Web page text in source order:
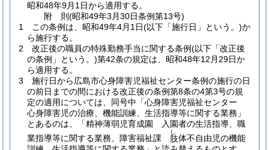
昭和48年9月1日から適用する。
附 則(昭和49年3月30日条例第13号)
1
この条例は、昭和49年4月1日(以下「施行日」という。)か
ら施行する。
2
改正後の職員の特殊勤務手当に関する条例(以下「改正後
の条例」という。)第42条の規定は、昭和48年12月29日か
ら適用する。
3
施行日から広島市心身障害児福祉センター条例の施行の日
の前日までの間における改正後の条例第8条の4第3号の規
定の適用については、同号中「心身障害児福祉センター
心身障害児の治療、機能訓練、生活指導等に関する業務」
とあるのは、「精神薄弱児育成園 入園者の生活指導、職
業指導等に関する業務、障害福祉課 肢
し
体不自由児の機能